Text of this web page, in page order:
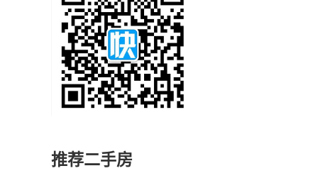
推荐二手房